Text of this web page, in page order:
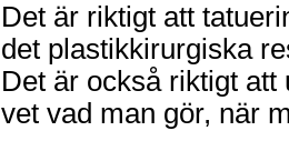
Det är riktigt att
det plastikkirurgiska
Det är också riktigt
vet vad man gör, när